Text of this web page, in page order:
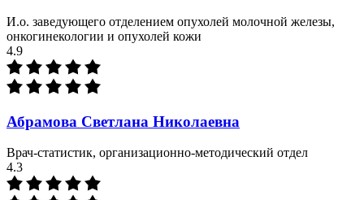
И.о. заведующего отделением опухолей молочной железы,
онкогинекологии и опухолей кожи
4.9
Абрамова Светлана Николаевна
Врач-статистик, организационно-методический отдел
4.3